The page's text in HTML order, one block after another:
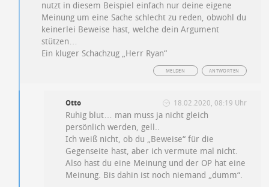
nutzt in diesem Beispiel einfach nur deine eigene
Meinung um eine Sache schlecht zu reden, obwohl du
keinerlei Beweise hast, welche dein Argument
stützen…
Ein kluger Schachzug „Herr Ryan“
ANTWORTEN
MELDEN
Otto 18.02.2020, 08:19 Uhr
Ruhig blut… man muss ja nicht gleich
persönlich werden, gell..
Ich weiß nicht, ob du „Beweise“ für die
Gegenseite hast, aber ich vermute mal nicht.
Also hast du eine Meinung und der OP hat eine
Meinung. Bis dahin ist noch niemand „dumm“.